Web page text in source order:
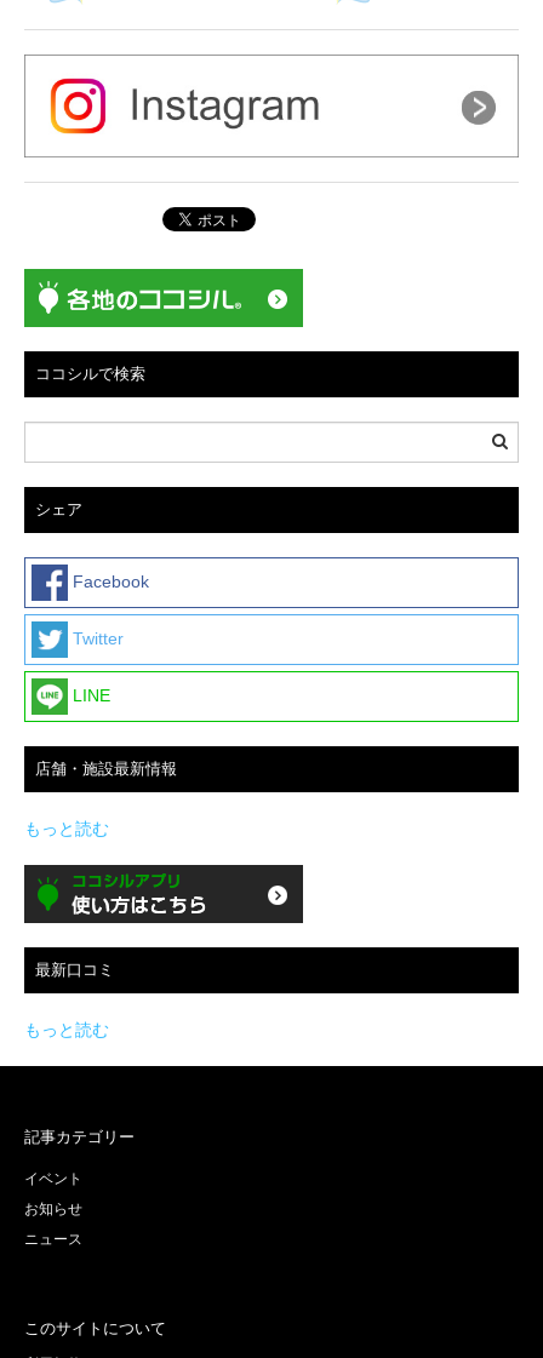
ココシルで検索
シェア
Facebook
Twitter
LINE
店舗・施設最新情報
もっと読む
最新口コミ
もっと読む
記事カテゴリー
イベント
お知らせ
ニュース
このサイトについて